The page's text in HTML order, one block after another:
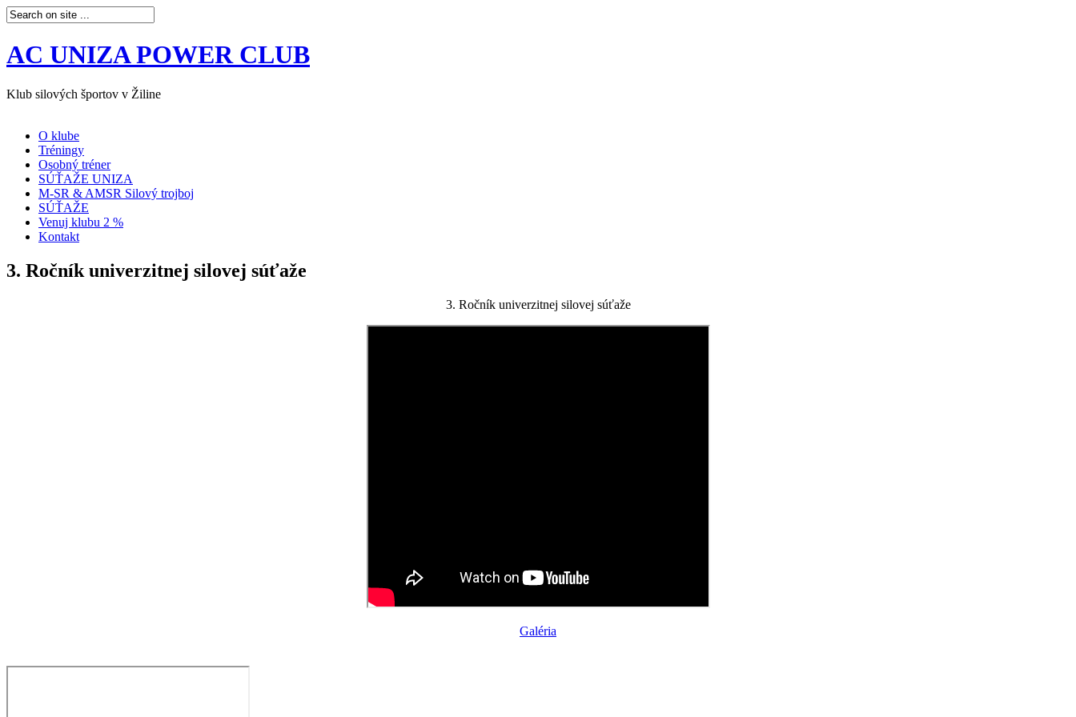
AC UNIZA POWER CLUB
Klub silových športov v Žiline
O klube
Tréningy
Osobný tréner
SÚŤAŽE UNIZA
M-SR & AMSR Silový trojboj
SÚŤAŽE
Venuj klubu 2 %
Kontakt
3. Ročník univerzitnej silovej súťaže
3. Ročník univerzitnej silovej súťaže
Galéria